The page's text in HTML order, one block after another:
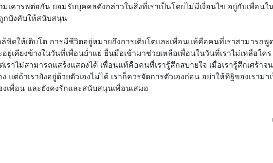
คารพต่อกัน ยอมรับบุคคลดังกล่าวในสิ่งที่เราเป็นโดยไม่มีเงื่อนไข อยู่กับเพื่อนใ
กบังคับให้สนับสนุน
ชิดให้เติบโต การมีชีวิตอยู่หมายถึงการเติบโตและเพื่อนแท้คือคนที่เราสามารถพู
เคียงข้างในวันที่เพื่อนย่ำแย่ ยื่นมือเข้ามาช่วยเหลือเพื่อนในวันที่เราไม่เหลือใคร
ราไม่สามารถแสร้งแสดงได้ เพื่อนแท้คือคนที่เรารู้สึกสบายใจ เมื่อเรารู้สึกเศร้าจ
ต่ถ้าเรายังอยู่ด้วยตัวเองไม่ได้ เราก็ควรจัดการตัวเองก่อน อย่าให้ทิฐิของเราม
พื่อน และยังคงรักและสนับสนุนเพื่อนเสมอ